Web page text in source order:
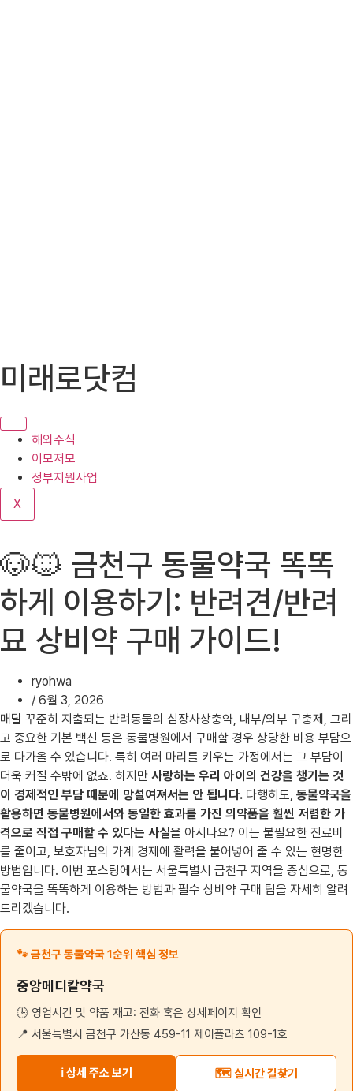
텐
로
기
미래로닷컴
해외주식
이모저모
정부지원사업
X
🐶🐱 금천구 동물약국 똑똑
하게 이용하기: 반려견/반려
묘 상비약 구매 가이드!
ryohwa
/ 6월 3, 2026
매달 꾸준히 지출되는 반려동물의 심장사상충약, 내부/외부 구충제, 그리
고 중요한 기본 백신 등은 동물병원에서 구매할 경우 상당한 비용 부담으
로 다가올 수 있습니다. 특히 여러 마리를 키우는 가정에서는 그 부담이
더욱 커질 수밖에 없죠. 하지만 사랑하는 우리 아이의 건강을 챙기는 것
이 경제적인 부담 때문에 망설여져서는 안 됩니다. 다행히도, 동물약국을
활용하면 동물병원에서와 동일한 효과를 가진 의약품을 훨씬 저렴한 가
격으로 직접 구매할 수 있다는 사실을 아시나요? 이는 불필요한 진료비
를 줄이고, 보호자님의 가계 경제에 활력을 불어넣어 줄 수 있는 현명한
방법입니다. 이번 포스팅에서는 서울특별시 금천구 지역을 중심으로, 동
물약국을 똑똑하게 이용하는 방법과 필수 상비약 구매 팁을 자세히 알려
드리겠습니다.
🐾 금천구 동물약국 1순위 핵심 정보
중앙메디칼약국
🕒 영업시간 및 약품 재고: 전화 혹은 상세페이지 확인
📍 서울특별시 금천구 가산동 459-11 제이플라츠 109-1호
ℹ️ 상세 주소 보기 🗺️ 실시간 길찾기